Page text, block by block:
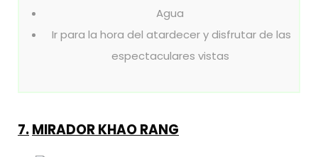
Agua
Ir para la hora del atardecer y disfrutar de las
espectaculares vistas
7.MIRADOR KHAO RANG